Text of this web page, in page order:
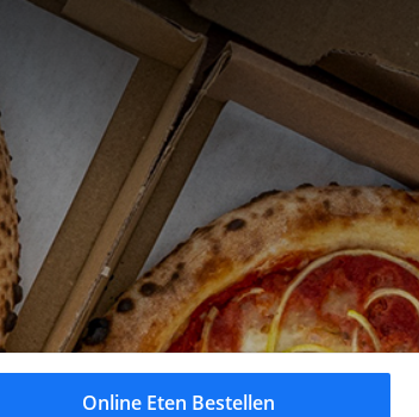
Medium Original 26cm Copy
Online Eten Bestellen